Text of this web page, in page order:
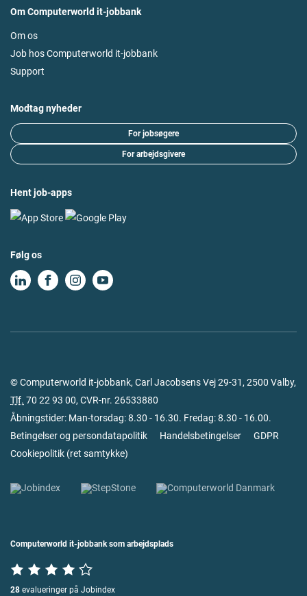
Om Computerworld it-jobbank
Om os
Job hos Computerworld it-jobbank
Support
Modtag nyheder
For jobsøgere
For arbejdsgivere
Hent job-apps
Følg os
© Computerworld it-jobbank, Carl Jacobsens Vej 29-31, 2500 Valby,
Tlf. 70 22 93 00, CVR-nr. 26533880
Åbningstider: Man-torsdag: 8.30 - 16.30. Fredag: 8.30 - 16.00.
Betingelser og persondatapolitik
Handelsbetingelser
GDPR
Cookiepolitik (ret samtykke)
Computerworld it-jobbank som arbejdsplads
28 evalueringer på Jobindex